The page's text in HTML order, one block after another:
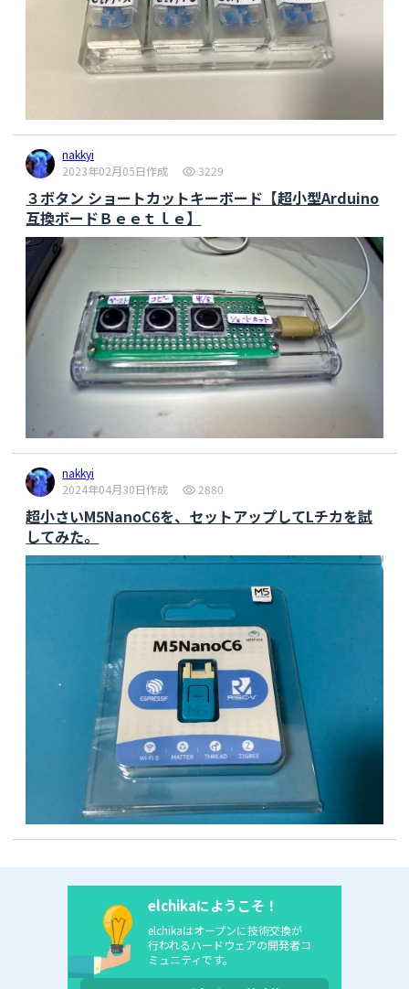
nakkyi
2023年02月05日作成
3229
３ボタン ショートカットキーボード【超小型Arduino
互換ボードＢｅｅｔｌｅ】
nakkyi
2024年04月30日作成
2880
超小さいM5NanoC6を、セットアップしてLチカを試
してみた。
elchikaにようこそ！
elchikaはオープンに技術交換が
行われるハードウェアの開発者コ
ミュニティです。